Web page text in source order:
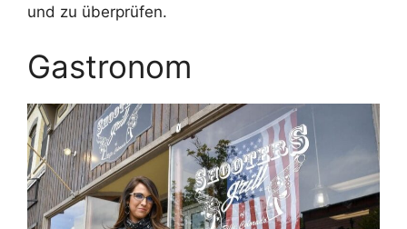
und zu überprüfen.
Gastronom